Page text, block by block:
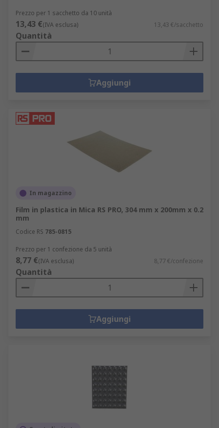
Prezzo per 1 sacchetto da 10 unità
13,43 €(IVA esclusa) 13,43 €/sacchetto
Quantità
Aggiungi
In magazzino
Film in plastica in Mica RS PRO, 304 mm x 200mm x 0.2
mm
Codice RS 785-0815
Prezzo per 1 confezione da 5 unità
8,77 €(IVA esclusa) 8,77 €/confezione
Quantità
Aggiungi